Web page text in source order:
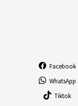
Facebook
WhatsApp
Tiktok